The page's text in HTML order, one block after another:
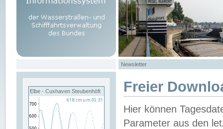
Newsletter
Elbe - Cuxhaven Steubenhöft Freier
Hier können
Parameter aus den